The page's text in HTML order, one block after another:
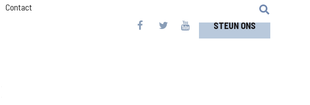
STEUN ONS
Contact